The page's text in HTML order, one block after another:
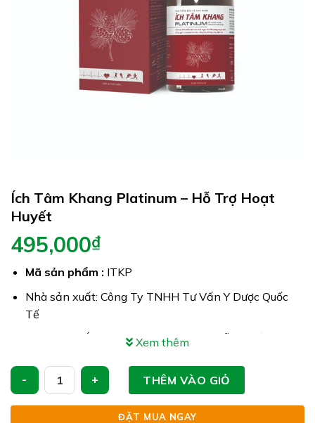
Ích Tâm Khang Platinum – Hỗ Trợ Hoạt
Huyết
495,000₫
Mã sản phẩm : ITKP
Nhà sản xuất: Công Ty TNHH Tư Vấn Y Dược Quốc
Tế
Công dụng: Ích Tâm Khang Platinum hỗ trợ giảm
Xuất xứ: Việt Nam
Giấy phép: 8323/2021/ĐKSP – 3223/2021/XNQC-
Xem thêm
Ích Tâm Khang Platinum - Hỗ Trợ Hoạt Huyết số lượng
THÊM VÀO GIỎ
ĐẶT MUA NGAY